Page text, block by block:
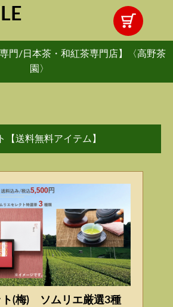
門/日本茶・和紅茶専門店】〈高野茶
園〉
【送料無料アイテム】
ト(梅) ソムリエ厳選3種